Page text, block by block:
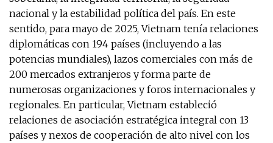
nacional y la estabilidad política del país. En este
sentido, para mayo de 2025, Vietnam tenía relaciones
diplomáticas con 194 países (incluyendo a las
potencias mundiales), lazos comerciales con más de
200 mercados extranjeros y forma parte de
numerosas organizaciones y foros internacionales y
regionales. En particular, Vietnam estableció
relaciones de asociación estratégica integral con 13
países y nexos de cooperación de alto nivel con los